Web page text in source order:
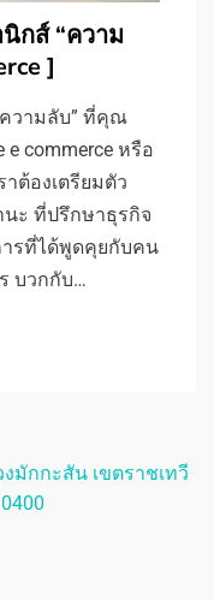
กส์ “ความ
]
วามลับ” ที่คุณ
e commerce หรือ
ต้องเตรียมตัว
นะ ที่ปรึกษาธุรกิจ
รที่ได้พูดคุยกับคน
บวกกับ…
มักกะสัน เขตราชเทวี